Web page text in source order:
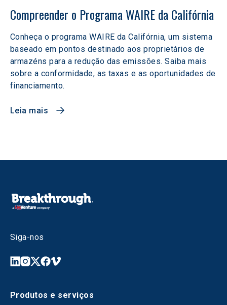
Compreender o Programa WAIRE da Califórnia
Conheça o programa WAIRE da Califórnia, um sistema
baseado em pontos destinado aos proprietários de
armazéns para a redução das emissões. Saiba mais
sobre a conformidade, as taxas e as oportunidades de
financiamento.
Leia mais
Siga-nos
Produtos e serviços